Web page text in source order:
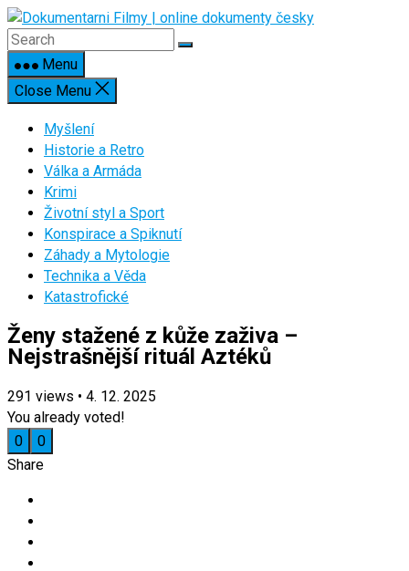
Skip
to
contentMenu
Close Menu
Myšlení
Historie a Retro
Válka a Armáda
Krimi
Životní styl a Sport
Konspirace a Spiknutí
Záhady a Mytologie
Technika a Věda
Katastrofické
Ženy stažené z kůže zaživa –
Nejstrašnější rituál Aztéků
291 views • 4. 12. 2025
You already voted!
0
0
Share